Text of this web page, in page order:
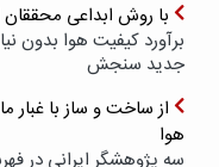
با روش ابداعی محققان
برآورد کیفیت هوا بدون
جدید سنجش
هوا
سه پژوهشگر ایرانی در